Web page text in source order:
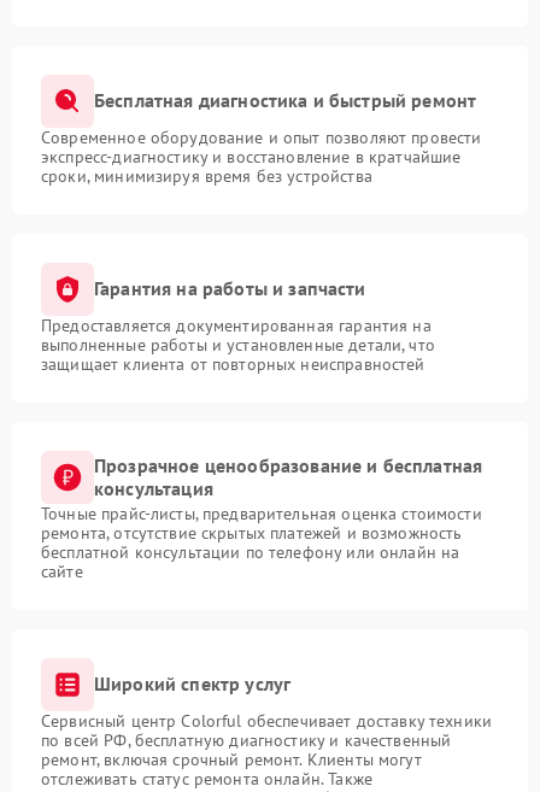
Бесплатная диагностика и быстрый ремонт
Современное оборудование и опыт позволяют провести
экспресс-диагностику и восстановление в кратчайшие
сроки, минимизируя время без устройства
Гарантия на работы и запчасти
Предоставляется документированная гарантия на
выполненные работы и установленные детали, что
защищает клиента от повторных неисправностей
Прозрачное ценообразование и бесплатная
консультация
Точные прайс-листы, предварительная оценка стоимости
ремонта, отсутствие скрытых платежей и возможность
бесплатной консультации по телефону или онлайн на
сайте
Широкий спектр услуг
Сервисный центр Colorful обеспечивает доставку техники
по всей РФ, бесплатную диагностику и качественный
ремонт, включая срочный ремонт. Клиенты могут
отслеживать статус ремонта онлайн. Также